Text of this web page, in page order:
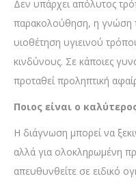
Δεν υπάρχει απόλυτος
παρακολούθηση, η γνώση
υιοθέτηση υγιεινού
κινδύνους. Σε κάποιες
προταθεί προληπτική
Ποιος είναι ο
Η διάγνωση μπορεί να
αλλά για ολοκληρωμένη
απευθυνθείτε σε ειδικό